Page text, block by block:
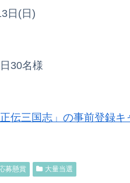
日(日)
30名様
伝三国志」の事前登録キ
募懸賞 大量当選